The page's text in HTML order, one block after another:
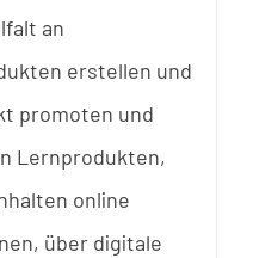
an
erstellen und
promoten und
Lernprodukten,
online
über digitale